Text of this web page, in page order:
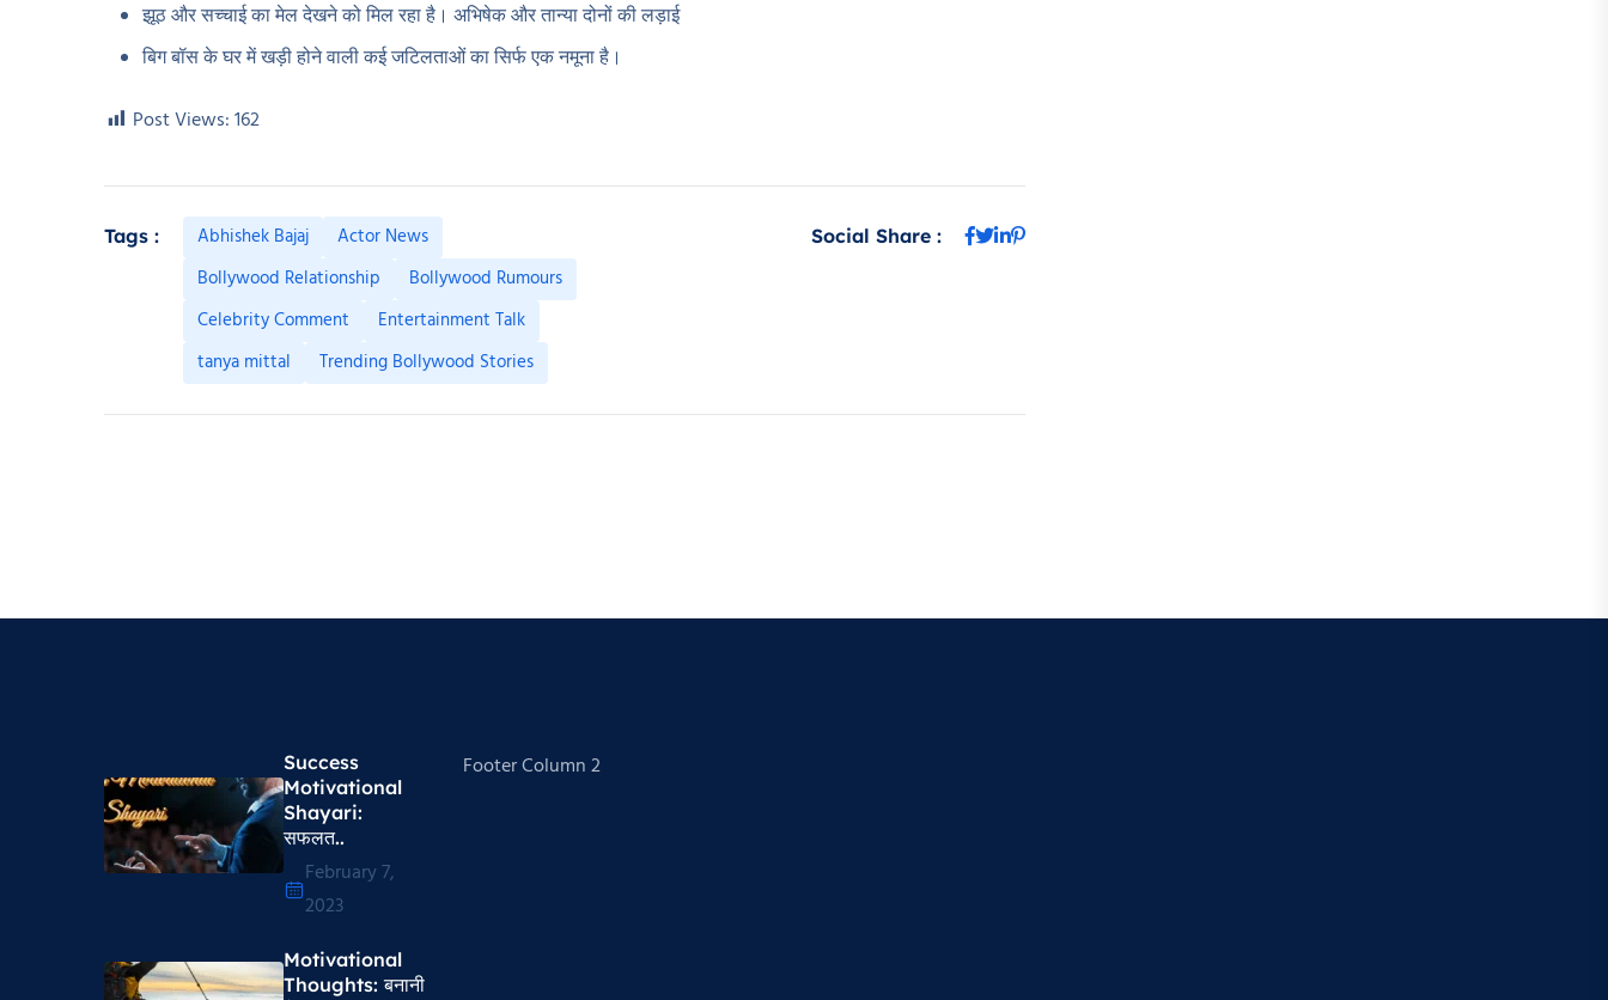
झूठ और सच्चाई का मेल देखने को मिल रहा है। अभिषेक और तान्या दोनों की लड़ाई
बिग बॉस के घर में खड़ी होने वाली कई जटिलताओं का सिर्फ एक नमूना है।
Post Views:162
Tags : Abhishek Bajaj
Actor News
Bollywood Relationship
Bollywood Rumours
Celebrity Comment
Entertainment Talk
tanya mittal
Trending Bollywood Stories
Social Share :
Success
Motivational
Shayari​:
सफलत..
February 7,
2023
Motivational
Thoughts​: बनानी
Footer Column 2